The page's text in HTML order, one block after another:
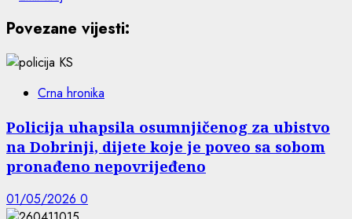
Povezane vijesti:
Crna hronika
Policija uhapsila osumnjičenog za ubistvo
na Dobrinji, dijete koje je poveo sa sobom
pronađeno nepovrijeđeno
01/05/2026 0